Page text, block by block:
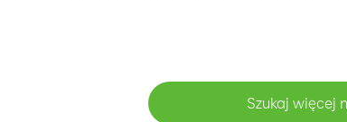
Szukaj więcej